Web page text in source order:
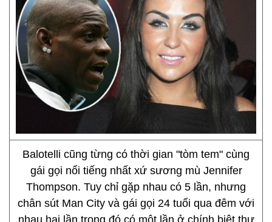
Balotelli cũng từng có thời gian "tòm tem" cùng
gái gọi nổi tiếng nhất xứ sương mù Jennifer
Thompson. Tuy chỉ gặp nhau có 5 lần, nhưng
chân sút Man City và gái gọi 24 tuổi qua đêm với
nhau hai lần trong đó có một lần ở chính biệt thự